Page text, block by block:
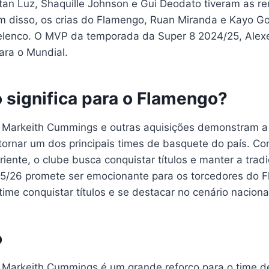
Luz, Shaquille Johnson e Gui Deodato tiveram as
disso, os crias do Flamengo, Ruan Miranda e Kayo
O MVP da temporada da Super 8 2024/25,
o Mundial.
significa para o Flamengo?
Cummings e outras aquisições demonstram
um dos principais times de basquete do país.
o clube busca conquistar títulos e manter a
26 promete ser emocionante para os torcedores do
conquistar títulos e se destacar no cenário